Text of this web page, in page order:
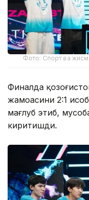
Фото: Спорт ва
Финалда
жамоасини 2:1
мағлуб этиб,
киритишди.